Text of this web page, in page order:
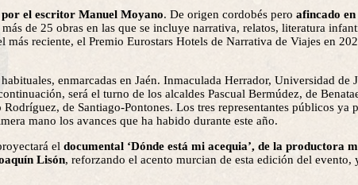
el escritor Manuel Moyano. De origen cordobés pero afincado
de 25 obras en las que se incluye narrativa, relatos, literatura
reciente, el Premio Eurostars Hotels de Narrativa de Viajes en
enmarcadas en Jaén. Inmaculada Herrador, Universidad de
será el turno de los alcaldes Pascual Bermúdez, de
de Santiago-Pontones. Los tres representantes públicos ya
mano los avances que ha habido durante este año.
el documental ‘Dónde está mi acequia’, de la productora
Lisón, reforzando el acento murcian de esta edición del evento,